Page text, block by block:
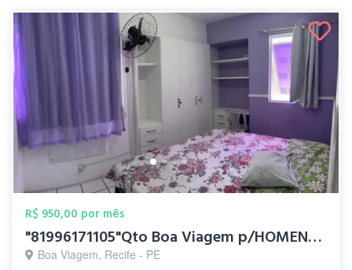
R$ 950,00 por mês
"81996171105"Qto Boa Viagem p/HOMENS IND...
Boa Viagem, Recife - PE